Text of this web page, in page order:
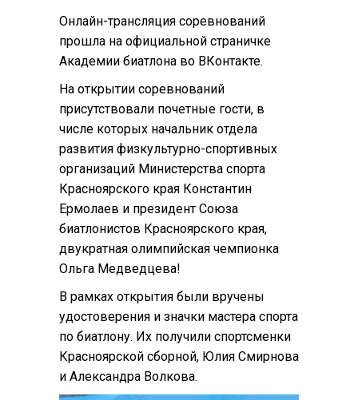
Онлайн-трансляция соревнований
прошла на официальной страничке
Академии биатлона во ВКонтакте.
На открытии соревнований
присутствовали почетные гости, в
числе которых начальник отдела
развития физкультурно-спортивных
организаций Министерства спорта
Красноярского края Константин
Ермолаев и президент Союза
биатлонистов Красноярского края,
двукратная олимпийская чемпионка
Ольга Медведцева!
В рамках открытия были вручены
удостоверения и значки мастера спорта
по биатлону. Их получили спортсменки
Красноярской сборной, Юлия Смирнова
и Александра Волкова.